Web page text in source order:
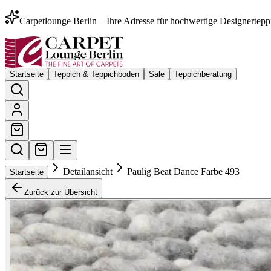
Carpetlounge Berlin – Ihre Adresse für hochwertige
Startseite Teppich & Teppichboden Sale Teppichberatung
Startseite Detailansicht Paulig Beat Dance Farbe 493
Zurück zur Übersicht